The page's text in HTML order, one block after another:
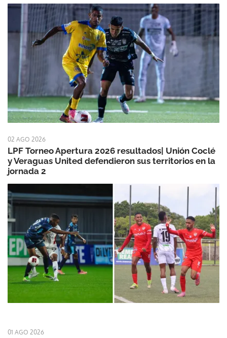
02 AGO 2026
LPF Torneo Apertura 2026 resultados| Unión Coclé
y Veraguas United defendieron sus territorios en la
jornada 2
01 AGO 2026